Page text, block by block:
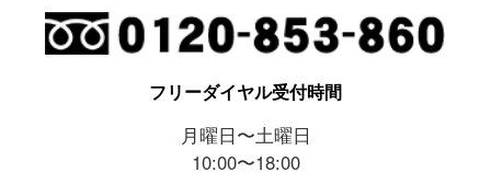
フリーダイヤル受付時間
月曜日〜土曜日
10:00〜18:00